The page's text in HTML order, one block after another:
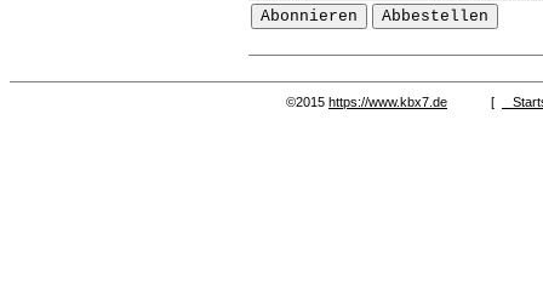
©2015 https://www.kbx7.de [